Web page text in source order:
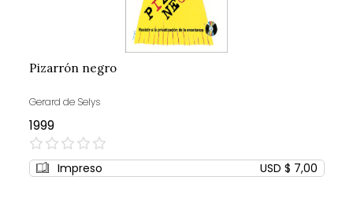
Pizarrón negro
Gerard de Selys
1999
0%
Impreso USD $ 7,00